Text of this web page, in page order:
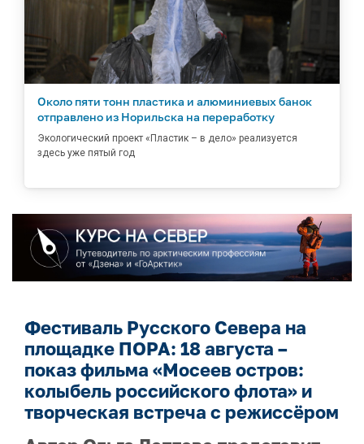
Около пяти тонн пластика и алюминиевых банок
отправлено из Норильска на переработку
Экологический проект «Пластик – в дело» реализуется
здесь уже пятый год
Фестиваль Русского Севера на
площадке ПОРА: 18 августа –
показ фильма «Мосеев остров:
колыбель российского флота» и
творческая встреча с режиссёром